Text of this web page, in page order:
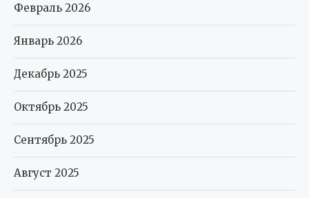
Февраль 2026
Январь 2026
Декабрь 2025
Октябрь 2025
Сентябрь 2025
Август 2025